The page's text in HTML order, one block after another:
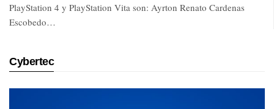
PlayStation 4 y PlayStation Vita son: Ayrton Renato Cardenas
Escobedo…
Cybertec